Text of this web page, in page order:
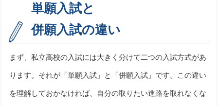
単願入試と
併願入試の違い
まず、私立高校の入試には大きく分けて二つの入試方式があ
ります。それが「単願入試」と「併願入試」です。この違い
を理解しておかなければ、自分の取りたい進路を取れなくな